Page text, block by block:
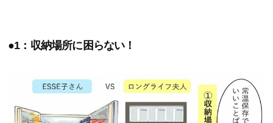
●1：収納場所に困らない！